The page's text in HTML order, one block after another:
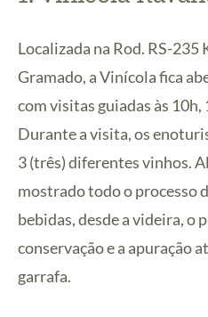
Localizada na Rod. RS-
Gramado, a Vinícola fica
com visitas guiadas às 10h,
Durante a visita, os
3 (três) diferentes vinhos.
mostrado todo o processo
bebidas, desde a videira, o
conservação e a apuração
garrafa.